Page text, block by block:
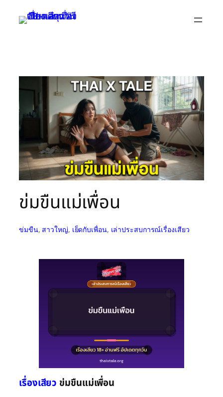
ข่มขืนแม่เพื่อน
ข่มขืน, สาวใหญ่, เย็ดกับเพื่อน, เล่าประสบการณ์เรื่องเสียว
เรื่องเสียว ข่มขืนแม่เพื่อน